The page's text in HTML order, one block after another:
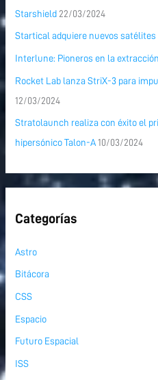
Starshield 22/03/2024
Startical adquiere nuevos satélites
Interlune: Pioneros en la
Rocket Lab lanza StriX-3 para
12/03/2024
Stratolaunch realiza con éxito el
hipersónico Talon-A 10/03/2024
Categorías
Astro
Bitácora
CSS
Espacio
Futuro Espacial
ISS